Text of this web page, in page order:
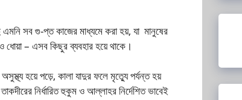
সব গু-প্ত কাজের মাধ্যমে করা হয়, যা মানুষের
ধোয়া – এসব কিছুর ব্যবহার হয়ে থাকে।
হয়ে পড়ে, কালা যাদুর ফলে মৃত্যুে পর্যন্ত হয়
নির্ধারিত হুকুম ও আল্লাহর নির্দেশিত ভাবেই